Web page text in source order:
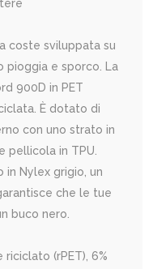
coste sviluppata su
pioggia e sporco. La
900D in PET
È dotato di
con uno strato in
pellicola in TPU.
Nylex grigio, un
che le tue
buco nero.
(rPET), 6%